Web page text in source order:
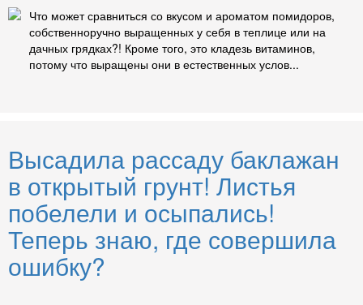
Что может сравниться со вкусом и ароматом помидоров,
собственноручно выращенных у себя в теплице или на
дачных грядках?! Кроме того, это кладезь витаминов,
потому что выращены они в естественных услов...
Высадила рассаду баклажан
в открытый грунт! Листья
побелели и осыпались!
Теперь знаю, где совершила
ошибку?